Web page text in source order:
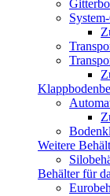
Weitere
Behälter für